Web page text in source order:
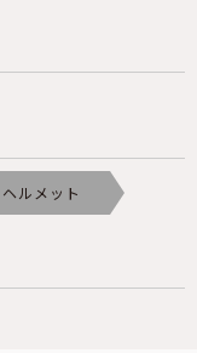
ヘルメット